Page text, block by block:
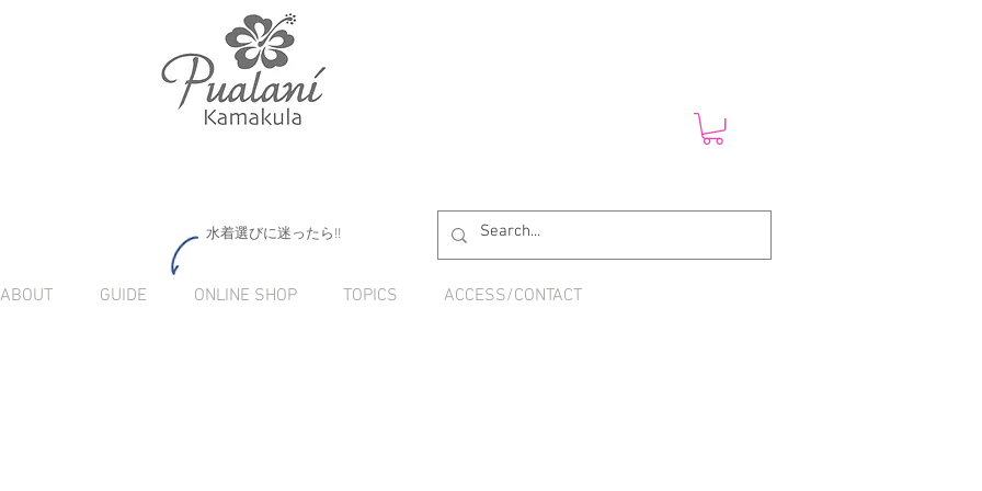
水着選びに迷ったら!!
ABOUT GUIDE ONLINE SHOP TOPICS ACCESS/CONTACT